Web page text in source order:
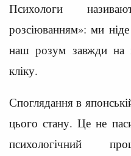
Психологи
розсіюванням»: ми
наш розум завжди на
кліку.
Споглядання в
цього стану. Це не
психологічний